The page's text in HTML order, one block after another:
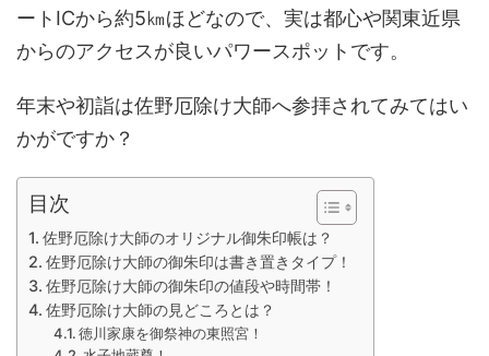
ートICから約5㎞ほどなので、実は都心や関東近県
からのアクセスが良いパワースポットです。
年末や初詣は佐野厄除け大師へ参拝されてみてはい
かがですか？
目次
佐野厄除け大師のオリジナル御朱印帳は？
佐野厄除け大師の御朱印は書き置きタイプ！
佐野厄除け大師の御朱印の値段や時間帯！
佐野厄除け大師の見どころとは？
徳川家康を御祭神の東照宮！